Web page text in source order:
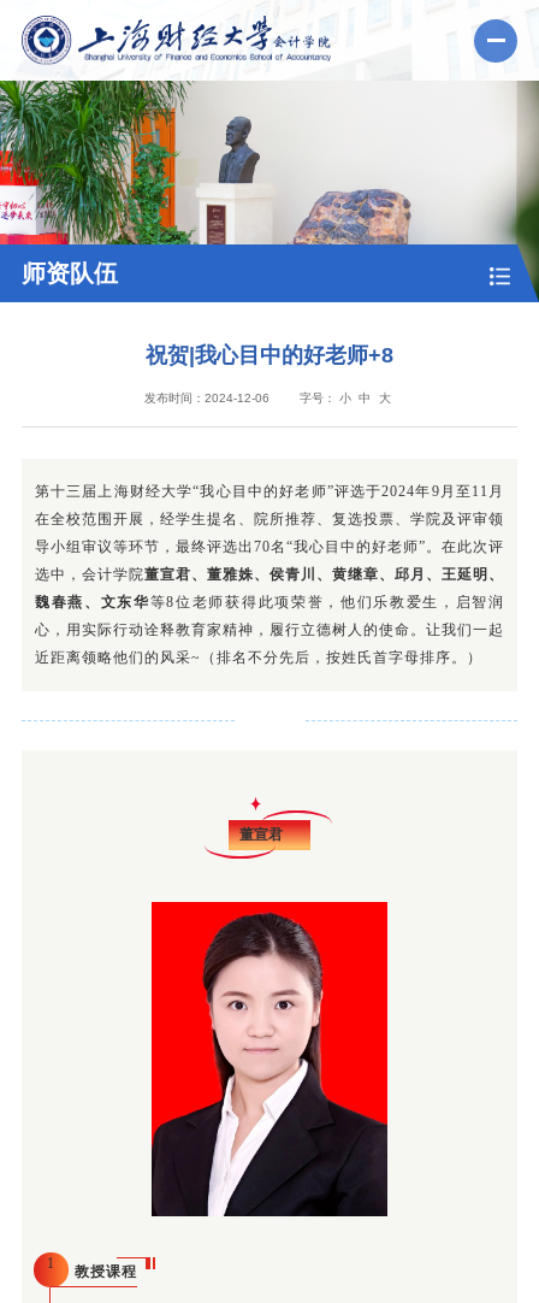
师资队伍
祝贺|我心目中的好老师+8
发布时间：2024-12-06 字号： 小 中 大
第十三届上海财经大学“我心目中的好老师”评选于2024年9月至11月
在全校范围开展，经学生提名、院所推荐、复选投票、学院及评审领
导小组审议等环节，最终评选出70名“我心目中的好老师”。在此次评
选中，会计学院董宣君、董雅姝、侯青川、黄继章、邱月、王延明、
魏春燕、文东华等8位老师获得此项荣誉，他们乐教爱生，启智润
心，用实际行动诠释教育家精神，履行立德树人的使命。让我们一起
近距离领略他们的风采~（排名不分先后，按姓氏首字母排序。）
董宣君
1
教授课程